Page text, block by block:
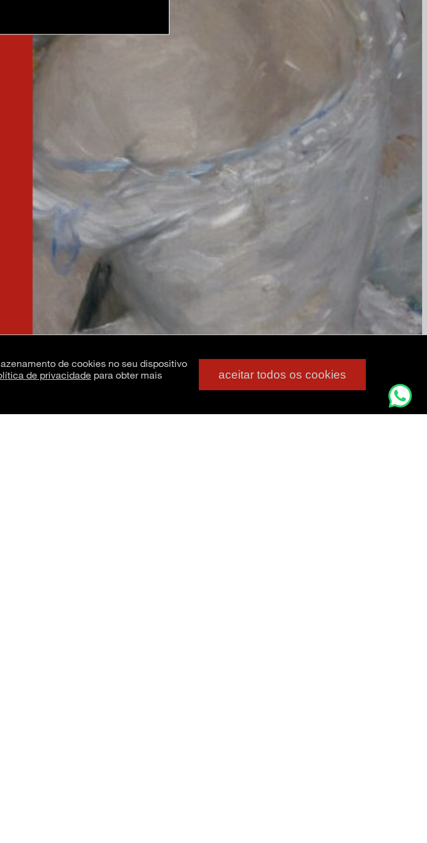
sobre o mam
imprensa
transparência
contato
trabalhe conosco
política de privacidade e termos de uso
de cookies no seu dispositivo
de privacidade para obter mais
aceitar todos os cookies